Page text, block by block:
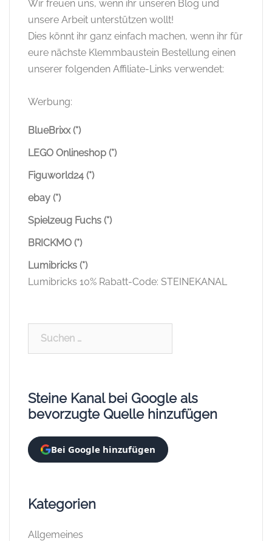
Wir freuen uns, wenn ihr unseren Blog und
unsere Arbeit unterstützen wollt!
Dies könnt ihr ganz einfach machen, wenn ihr für
eure nächste Klemmbaustein Bestellung einen
unserer folgenden Affiliate-Links verwendet:
Werbung:
BlueBrixx (*)
LEGO Onlineshop (*)
Figuworld24 (*)
ebay (*)
Spielzeug Fuchs (*)
BRICKMO (*)
Lumibricks (*)
Lumibricks 10% Rabatt-Code: STEINEKANAL
Steine Kanal bei Google als
bevorzugte Quelle hinzufügen
Bei Google hinzufügen
Kategorien
Allgemeines